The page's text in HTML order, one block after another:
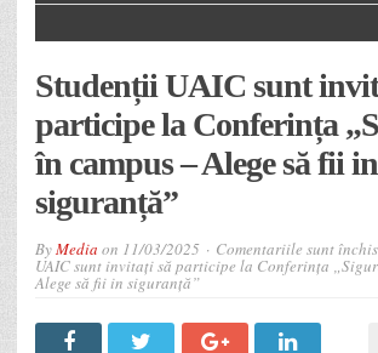
Studenții UAIC sunt
participe la Conferința
în campus – Alege să fii in
siguranță”
ByMedia on 11/03/2025 Comentariile sunt
UAIC sunt invitați să participe la Conferința
Alege să fii in siguranță”